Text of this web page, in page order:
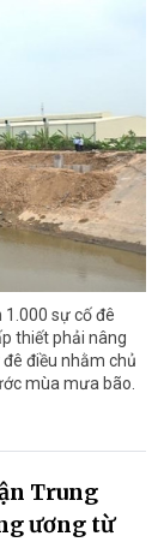
sự cố đê
thiết phải nâng
điều nhằm chủ
mùa mưa bão.
Trung
ương từ